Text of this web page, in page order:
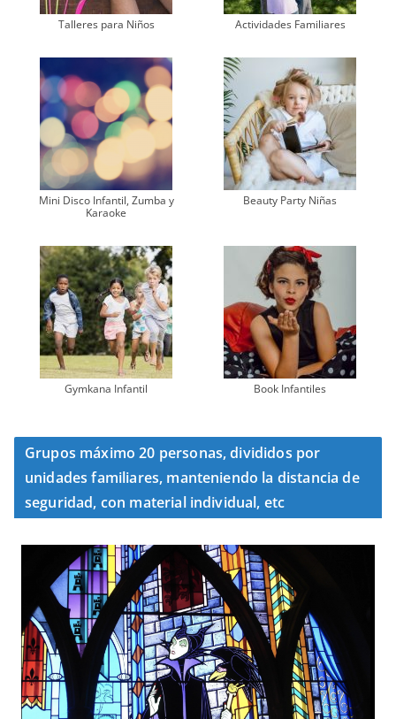
Talleres para Niños Actividades Familiares
Mini Disco Infantil, Zumba y
Karaoke
Beauty Party Niñas
Gymkana Infantil Book Infantiles
Grupos máximo 20 personas, divididos por
unidades familiares, manteniendo la distancia de
seguridad, con material individual, etc